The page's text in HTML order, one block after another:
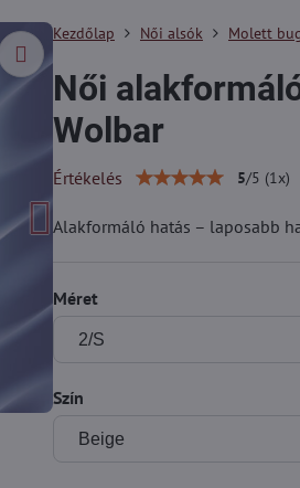
Kezdőlap Női alsók Molett
Női
Wolbar
Értékelés 5/5 (1x)
Alakformáló hatás – laposabb
Méret
Szín